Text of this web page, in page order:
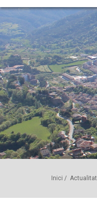
Inici / Actualitat